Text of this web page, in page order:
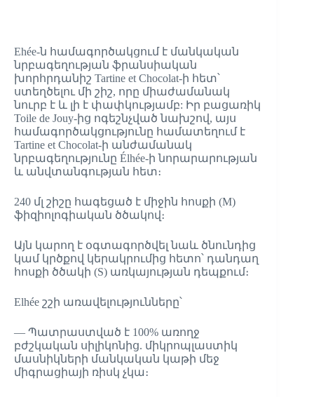
Ehée-ն համագործակցում է մանկական
նրբագեղության ֆրանսիական
խորհրդանիշ Tartine et Chocolat-ի հետ՝
ստեղծելու մի շիշ, որը միաժամանակ
նուրբ է և լի է փափկությամբ: Իր բացառիկ
Toile de Jouy-ից ոգեշնչված նախշով, այս
համագործակցությունը համատեղում է
Tartine et Chocolat-ի անժամանակ
նրբագեղությունը Élhée-ի նորարարության
և անվտանգության հետ։
240 մլ շիշը հագեցած է միջին հոսքի (M)
ֆիզիոլոգիական ծծակով։
Այն կարող է օգտագործվել նաև ծնունդից
կամ կրծքով կերակրումից հետո՝ դանդաղ
հոսքի ծծակի (S) առկայության դեպքում։
Elhée շշի առավելությունները՝
— Պատրաստված է 100% առողջ
բժշկական սիլիկոնից. միկրոպլաստիկ
մասնիկների մանկական կաթի մեջ
միգրացիայի ռիսկ չկա։